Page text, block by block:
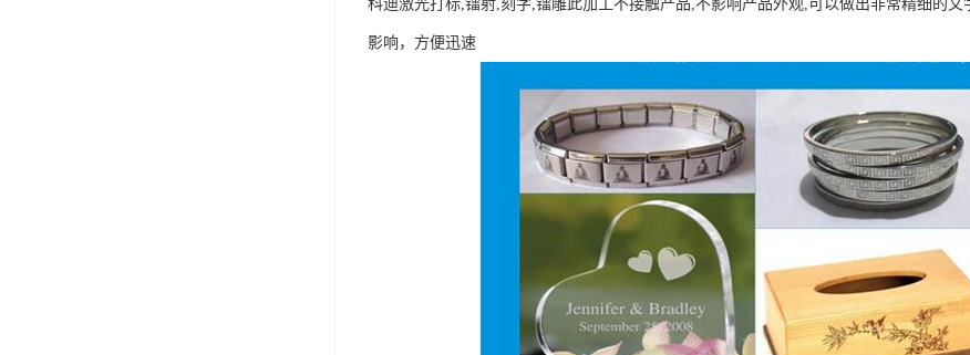
科迪激光打标,镭射,刻字,镭雕此加工不接触产品,不影响产品外观,可以做出非常精细的
影响，方便迅速